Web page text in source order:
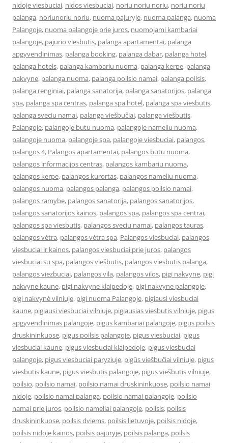
nidoje viesbuciai, nidos viesbuciai, noriu noriu noriu, noriu noriu
palanga, noriunoriu noriu, nuoma pajuryje, nuoma palanga, nuoma
Palangoje, nuoma palangoje prie juros, nuomojami kambariai
palangoje, pajurio viesbutis, palanga apartamentai, palanga
apgyvendinimas, palanga booking, palanga dabar, palanga hotel,
palanga hotels, palanga kambariu nuoma, palanga kerpe, palanga
nakvyne, palanga nuoma, palanga poilsio namai, palanga poilsis,
palanga renginiai, palanga sanatorija, palanga sanatorijos, palanga
spa, palanga spa centras, palanga spa hotel, palanga spa viesbutis,
palanga sveciu namai, palanga viešbučiai, palanga viešbutis,
Palangoje, palangoje butu nuoma, palangoje nameliu nuoma,
palangoje nuoma, palangoje spa, palangoje viesbuciai, palangos,
palangos 4, Palangos apartamentai, palangos butu nuoma,
palangos informacijos centras, palangos kambariu nuoma,
palangos kerpe, palangos kurortas, palangos nameliu nuoma,
palangos nuoma, palangos palanga, palangos poilsio namai,
palangos ramybe, palangos sanatorija, palangos sanatorijos,
palangos sanatorijos kainos, palangos spa, palangos spa centrai,
palangos spa viesbutis, palangos sveciu namai, palangos tauras,
palangos vėtra, palangos vėtra spa, Palangos viesbuciai, palangos
viesbuciai ir kainos, palangos viesbuciai prie juros, palangos
viesbuciai su spa, palangos viešbutis, palangos viesbutis palanga,
palangos viezbuciai, palangos vila, palangos vilos, pigi nakvyne, pigi
nakvyne kaune, pigi nakvyne klaipedoje, pigi nakvyne palangoje,
pigi nakvynė vilniuje, pigi nuoma Palangoje, pigiausi viesbuciai
kaune, pigiausi viesbuciai vilniuje, pigiausias viesbutis vilniuje, pigus
apgyvendinimas palangoje, pigus kambariai palangoje, pigus poilsis
druskininkuose, pigus poilsis palangoje, pigus viesbuciai, pigus
viesbuciai kaune, pigus viesbuciai klaipedoje, pigus viesbuciai
palangoje, pigus viesbuciai paryziuje, pigūs viešbučiai vilniuje, pigus
viesbutis kaune, pigus viesbutis palangoje, pigus viešbutis vilniuje,
poilsio, poilsio namai, poilsio namai druskininkuose, poilsio namai
nidoje, poilsio namai palanga, poilsio namai palangoje, poilsio
namai prie juros, poilsio nameliai palangoje, poilsis, poilsis
druskininkuose, poilsis dviems, poilsis lietuvoje, poilsis nidoje,
poilsis nidoje kainos, poilsis pajūryje, poilsis palanga, poilsis